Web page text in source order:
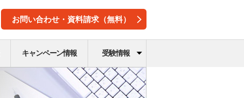
お問い合わせ・資料請求（無料）
キャンペーン情報 受験情報